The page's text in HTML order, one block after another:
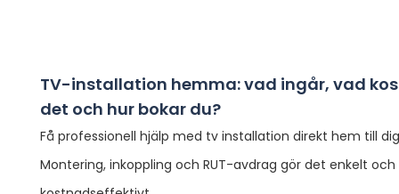
TV-installation hemma: vad ingår, vad
det och hur bokar du?
Få professionell hjälp med tv installation direkt hem till
Montering, inkoppling och RUT-avdrag gör det enkelt och